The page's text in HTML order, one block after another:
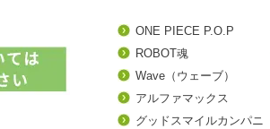
ONE PIECE P.O.P
ROBOT魂
Wave（ウェーブ）
アルファマックス
グッドスマイルカンパニ